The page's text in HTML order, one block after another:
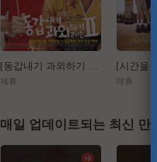
제휴 제휴
매일 업데이트되는 최신 만화